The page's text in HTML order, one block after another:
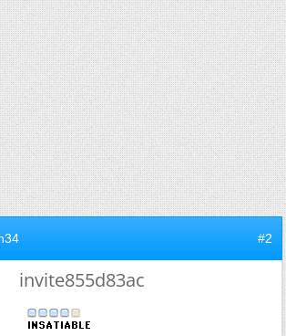
#2
invite855d83ac